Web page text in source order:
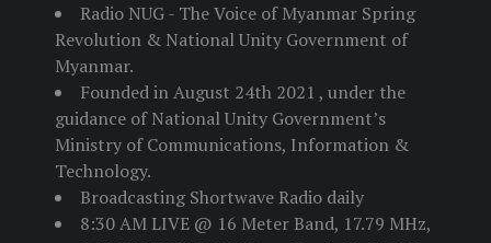
Radio NUG - The Voice of Myanmar Spring
Revolution & National Unity Government of
Myanmar.
Founded in August 24th 2021 , under the
guidance of National Unity Government’s
Ministry of Communications, Information &
Technology.
Broadcasting Shortwave Radio daily
8:30 AM LIVE @ 16 Meter Band, 17.79 MHz,